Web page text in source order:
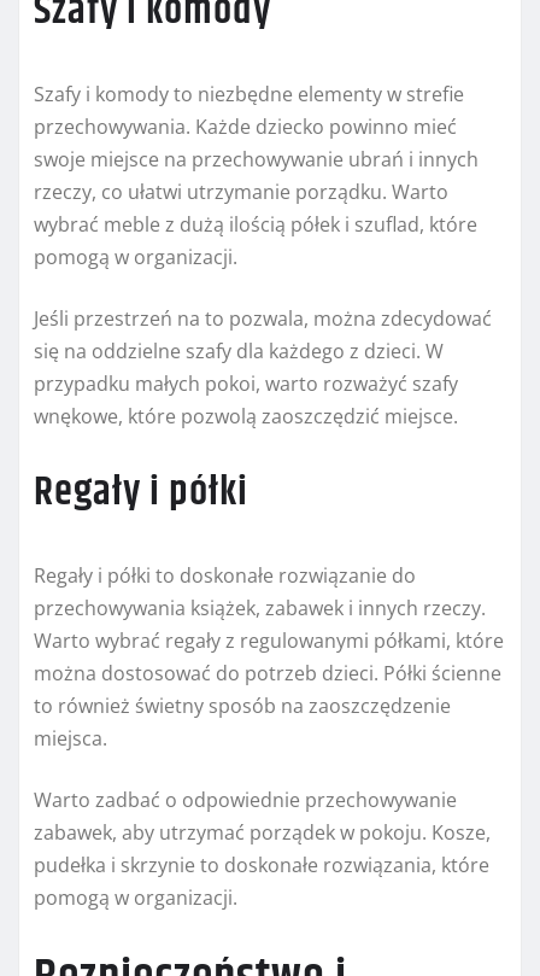
Szafy i komody to niezbędne elementy w strefie
przechowywania. Każde dziecko powinno mieć
swoje miejsce na przechowywanie ubrań i innych
rzeczy, co ułatwi utrzymanie porządku. Warto
wybrać meble z dużą ilością półek i szuflad, które
pomogą w organizacji.
Jeśli przestrzeń na to pozwala, można zdecydować
się na oddzielne szafy dla każdego z dzieci. W
przypadku małych pokoi, warto rozważyć szafy
wnękowe, które pozwolą zaoszczędzić miejsce.
Regały i półki
Regały i półki to doskonałe rozwiązanie do
przechowywania książek, zabawek i innych rzeczy.
Warto wybrać regały z regulowanymi półkami, które
można dostosować do potrzeb dzieci. Półki ścienne
to również świetny sposób na zaoszczędzenie
miejsca.
Warto zadbać o odpowiednie przechowywanie
zabawek, aby utrzymać porządek w pokoju. Kosze,
pudełka i skrzynie to doskonałe rozwiązania, które
pomogą w organizacji.